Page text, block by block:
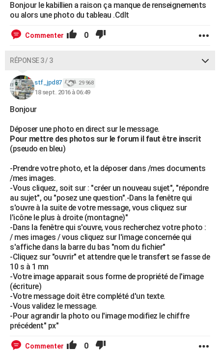
Bonjour le kabillien a raison ça manque de renseignements
ou alors une photo du tableau .Cdlt
Commenter 0
RÉPONSE 3 / 3
stf_jpd87 29 968
18 sept. 2016 à 06:49
Bonjour
Déposer une photo en direct sur le message.
Pour mettre des photos sur le forum il faut être inscrit
(pseudo en bleu)
-Prendre votre photo, et la déposer dans /mes documents
/mes images.
-Vous cliquez, soit sur : "créer un nouveau sujet", "répondre
au sujet", ou "posez une question".-Dans la fenêtre qui
s'ouvre à la suite de votre message, vous cliquez sur
l'icône le plus à droite (montagne)"
-Dans la fenêtre qui s'ouvre, vous recherchez votre photo :
/ mes images / vous cliquez sur l'image concernée qui
s'affiche dans la barre du bas "nom du fichier"
-Cliquez sur "ouvrir" et attendre que le transfert se fasse de
10 s à 1 mn
-Votre image apparait sous forme de propriété de l'image
(écriture)
-Votre message doit être complété d'un texte.
-Vous validez le message.
-Pour agrandir la photo ou l'image modifiez le chiffre
précédent" px"
Commenter 0